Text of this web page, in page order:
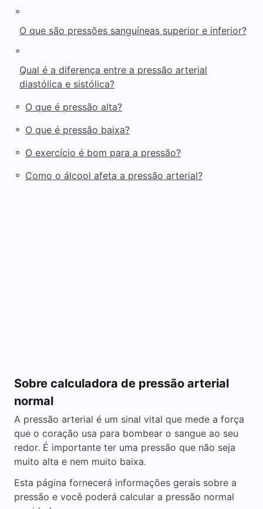
◦
O que são pressões sanguíneas superior e inferior?
◦
Qual é a diferença entre a pressão arterial
diastólica e sistólica?
◦ O que é pressão alta?
◦ O que é pressão baixa?
◦ O exercício é bom para a pressão?
◦ Como o álcool afeta a pressão arterial?
Sobre calculadora de pressão arterial
normal
A pressão arterial é um sinal vital que mede a força
que o coração usa para bombear o sangue ao seu
redor. É importante ter uma pressão que não seja
muito alta e nem muito baixa.
Esta página fornecerá informações gerais sobre a
pressão e você poderá calcular a pressão normal